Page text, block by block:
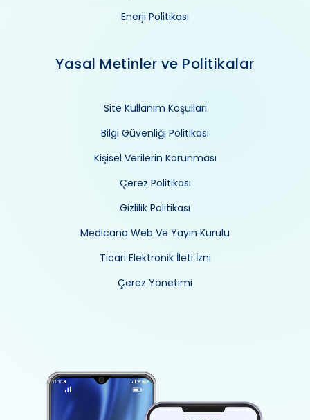
Enerji Politikası
Yasal Metinler ve Politikalar
Site Kullanım Koşulları
Bilgi Güvenliği Politikası
Kişisel Verilerin Korunması
Çerez Politikası
Gizlilik Politikası
Medicana Web Ve Yayın Kurulu
Ticari Elektronik İleti İzni
Çerez Yönetimi